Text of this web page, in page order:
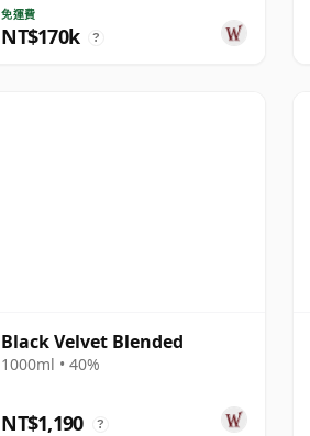
免運費
NT$170k ?
Black Velvet Blended
1000ml • 40%
NT$1,190 ?